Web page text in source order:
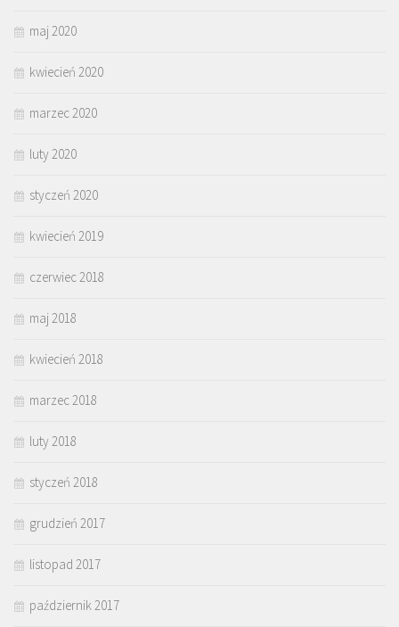
maj 2020
kwiecień 2020
marzec 2020
luty 2020
styczeń 2020
kwiecień 2019
czerwiec 2018
maj 2018
kwiecień 2018
marzec 2018
luty 2018
styczeń 2018
grudzień 2017
listopad 2017
październik 2017